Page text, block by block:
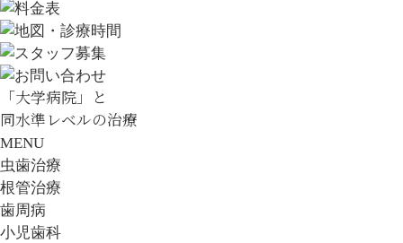
「 大学病院 」
と
同水準レベルの治療
MENU
虫歯治療
根管治療
歯周病
小児歯科